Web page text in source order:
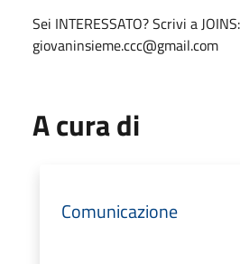
Sei INTERESSATO? Scrivi a
giovaninsieme.ccc@gmail.com
A cura di
Comunicazione